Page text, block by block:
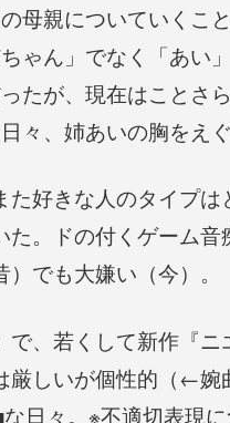
母親についていくこ
ゃん」でなく「あい
たが、現在はことさ
々、姉あいの胸をえぐ
好きな人のタイプ
た。ドの付くゲーム
でも大嫌い（今）。
、若くして新作『ニ
厳しいが個性的（←婉
日々。※不適切表現